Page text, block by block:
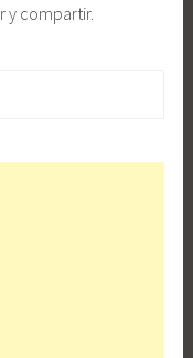
y compartir.